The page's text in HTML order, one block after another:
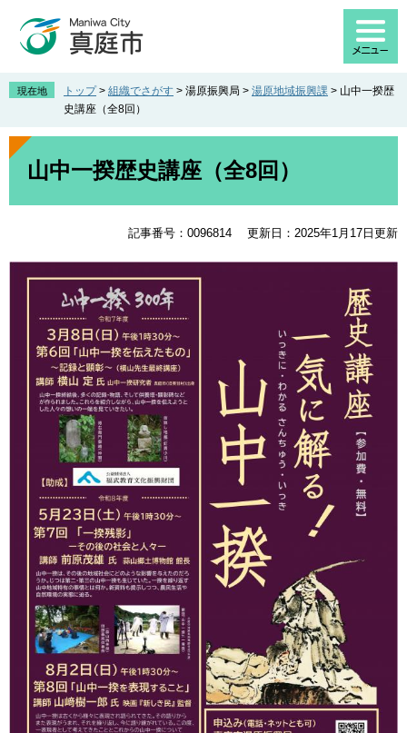
先
。
を
て
現在地 トップ > 組織でさがす > 湯原振興局 > 湯原地域振興課 > 山中一揆歴
史講座（全8回）
本
山中一揆歴史講座（全8回）
記事番号：0096814 更新日：2025年1月17日更新